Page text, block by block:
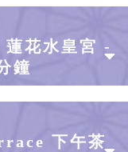
花水皇宮 -
鐘
下午茶